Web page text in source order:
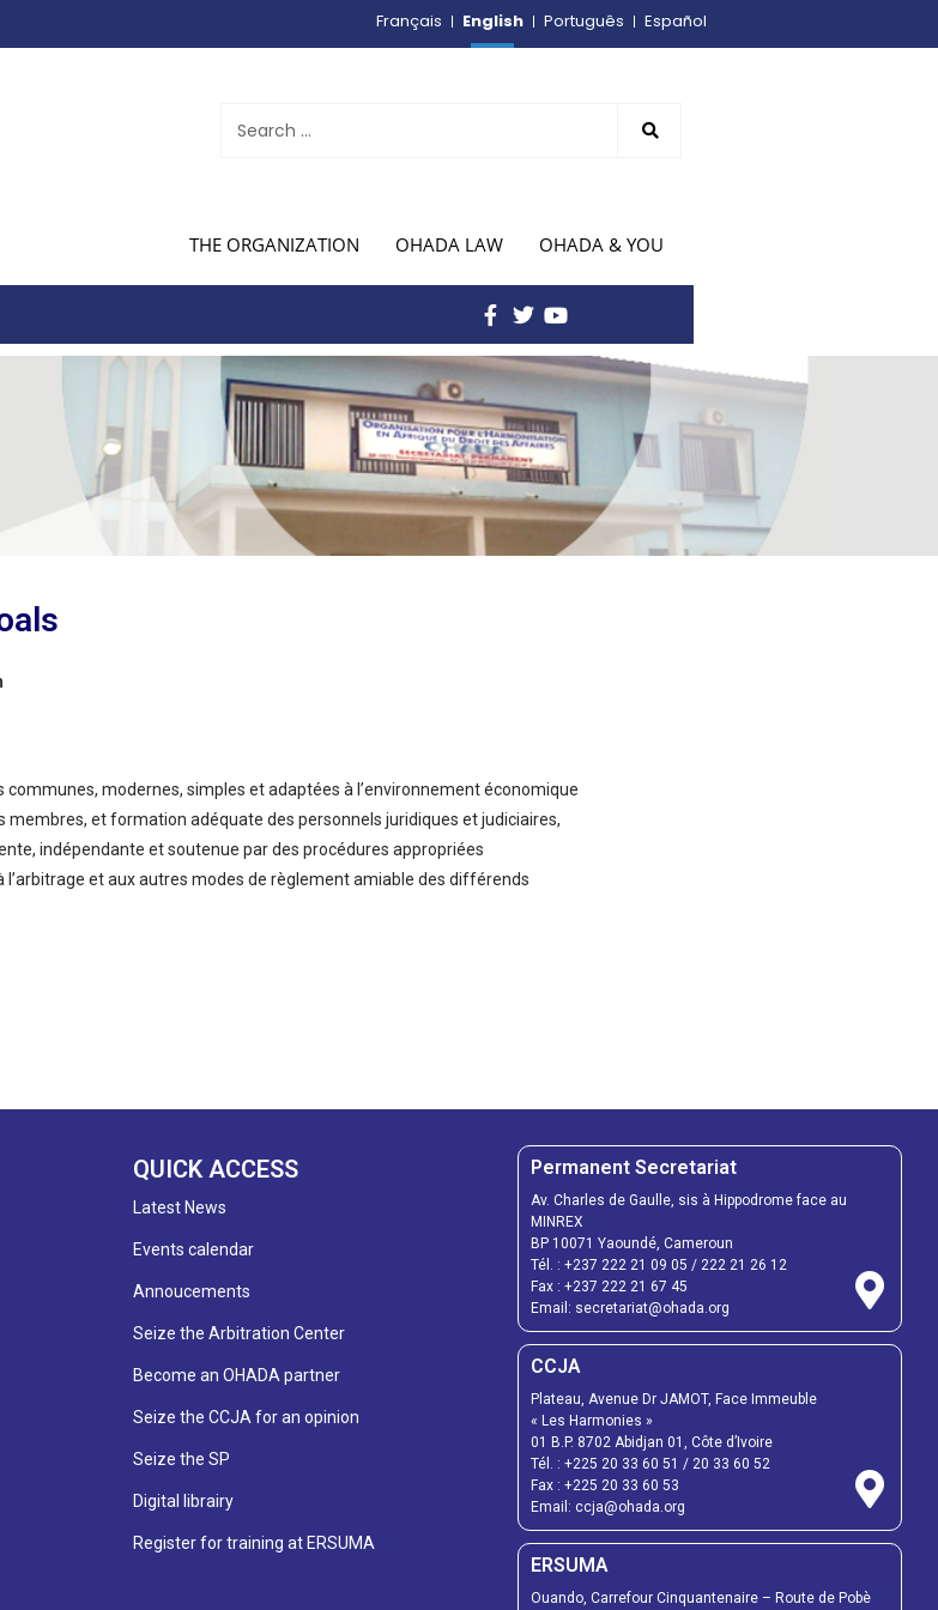
Français English Português Español
THE ORGANIZATION OHADA LAW OHADA & YOU
communes, modernes, simples et adaptées à l’environnement économique
membres, et formation adéquate des personnels juridiques et judiciaires,
indépendante et soutenue par des procédures appropriées
l’arbitrage et aux autres modes de règlement amiable des différends
QUICK ACCESS
Latest News
Events calendar
Annoucements
Seize the Arbitration Center
Become an OHADA partner
Seize the CCJA for an opinion
Seize the SP
Digital librairy
Register for training at ERSUMA
Permanent Secretariat
Av. Charles de Gaulle, sis à Hippodrome face au
MINREX
BP 10071 Yaoundé, Cameroun
Tél. : +237 222 21 09 05 / 222 21 26 12
Fax : +237 222 21 67 45
Email: secretariat@ohada.org
CCJA
Plateau, Avenue Dr JAMOT, Face Immeuble
« Les Harmonies »
01 B.P. 8702 Abidjan 01, Côte d’Ivoire
Tél. : +225 20 33 60 51 / 20 33 60 52
Fax : +225 20 33 60 53
Email: ccja@ohada.org
ERSUMA
Ouando, Carrefour Cinquantenaire – Route de Pobè